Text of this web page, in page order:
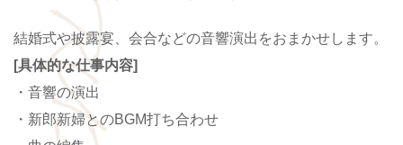
結婚式や披露宴、会合などの音響演出をおまかせします。
[具体的な仕事内容]
・音響の演出
・新郎新婦とのBGM打ち合わせ